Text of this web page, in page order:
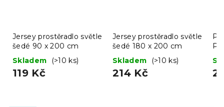
Jersey prostěradlo světle
šedé 90 x 200 cm
Skladem
(>10 ks)
119 Kč
Jersey prostěradlo světle
šedé 180 x 200 cm
Skladem
(>10 ks)
214 Kč